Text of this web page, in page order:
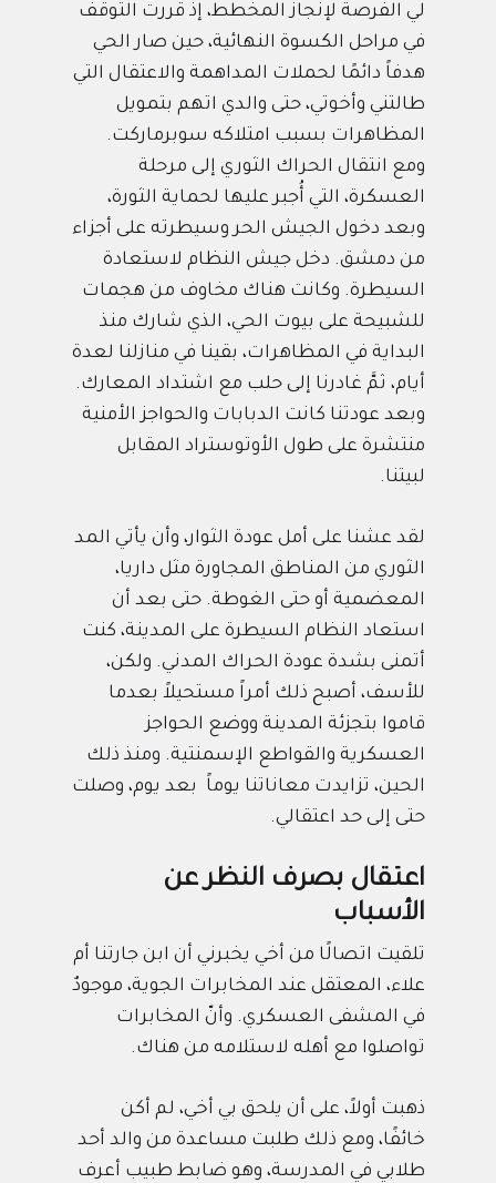
لي الفرصة لإنجاز المخطط، إذ قررت التوقف
في مراحل الكسوة النهائية، حين صار الحي
هدفاً دائمًا لحملات المداهمة والاعتقال التي
طالتني وأخوتي، حتى والدي اتهم بتمويل
المظاهرات بسبب امتلاكه سوبرماركت.
ومع انتقال الحراك الثوري إلى مرحلة
العسكرة، التي أُجبر عليها لحماية الثورة،
وبعد دخول الجيش الحر وسيطرته على أجزاء
من دمشق. دخل جيش النظام لاستعادة
السيطرة. وكانت هناك مخاوف من هجمات
للشبيحة على بيوت الحي، الذي شارك منذ
البداية في المظاهرات، بقينا في منازلنا لعدة
أيام، ثمَّ غادرنا إلى حلب مع اشتداد المعارك.
وبعد عودتنا كانت الدبابات والحواجز الأمنية
منتشرة على طول الأوتوستراد المقابل
لبيتنا.
لقد عشنا على أمل عودة الثوار، وأن يأتي المد
الثوري من المناطق المجاورة مثل داريا،
المعضمية أو حتى الغوطة. حتى بعد أن
استعاد النظام السيطرة على المدينة، كنت
أتمنى بشدة عودة الحراك المدني. ولكن،
للأسف، أصبح ذلك أمراً مستحيلاً بعدما
قاموا بتجزئة المدينة ووضع الحواجز
العسكرية والقواطع الإسمنتية. ومنذ ذلك
الحين، تزايدت معاناتنا يوماً بعد يوم، وصلت
حتى إلى حد اعتقالي.
اعتقال بصرف النظر عن
الأسباب
تلقيت اتصالًا من أخي يخبرني أن ابن جارتنا أم
علاء، المعتقل عند المخابرات الجوية، موجودٌ
في المشفى العسكري. وأنّ المخابرات
تواصلوا مع أهله لاستلامه من هناك.
ذهبت أولاً، على أن يلحق بي أخي، لم أكن
خائفًا، ومع ذلك طلبت مساعدة من والد أحد
طلابي في المدرسة، وهو ضابط طبيب أعرف